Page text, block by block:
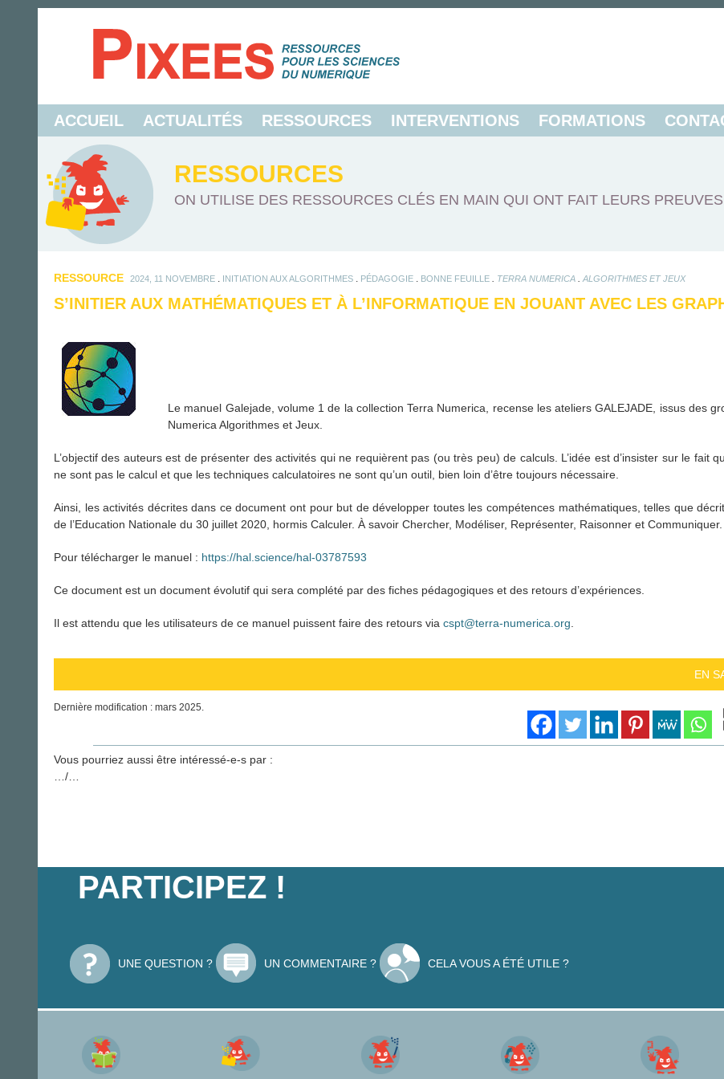
ACCUEIL ACTUALITÉS RESSOURCES INTERVENTIONS FORMATIONS
RESSOURCES
ON UTILISE DES RESSOURCES CLÉS EN MAIN QUI ONT FAIT LEURS
RESSOURCE 2024, 11 NOVEMBRE INITIATION AUX ALGORITHMES PÉDAGOGIE BONNE FEUILLE TERRA NUMERICA ALGORITHMES ET JEUX
S’INITIER AUX MATHÉMATIQUES ET À L’INFORMATIQUE EN JOUANT AVEC LES
Le manuel Galejade, volume 1 de la collection Terra Numerica, recense les ateliers GALEJADE, issus des
Numerica Algorithmes et Jeux.
L’objectif des auteurs est de présenter des activités qui ne requièrent pas (ou très peu) de calculs. L’idée est d’insister sur le fait
ne sont pas le calcul et que les techniques calculatoires ne sont qu’un outil, bien loin d’être toujours nécessaire.
Ainsi, les activités décrites dans ce document ont pour but de développer toutes les compétences mathématiques, telles que
de l’Education Nationale du 30 juillet 2020, hormis Calculer. À savoir Chercher, Modéliser, Représenter, Raisonner et Communiquer.
Pour télécharger le manuel : https://hal.science/hal-03787593
Ce document est un document évolutif qui sera complété par des fiches pédagogiques et des retours d’expériences.
Il est attendu que les utilisateurs de ce manuel puissent faire des retours via cspt@terra-numerica.org
EN
Dernière modification : mars 2025.
Vous pourriez aussi être intéressé-e-s par :
…/…
PARTICIPEZ !
UNE QUESTION ? UN COMMENTAIRE ? CELA VOUS A ÉTÉ UTILE ?